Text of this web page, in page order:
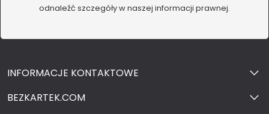
odnaleźć szczegóły w naszej informacji prawnej.
INFORMACJE KONTAKTOWE
BEZKARTEK.COM